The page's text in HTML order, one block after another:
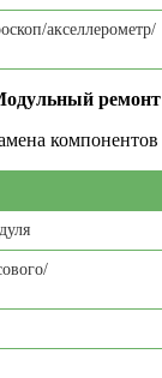
акселлерометр/
ремонт
компонентов